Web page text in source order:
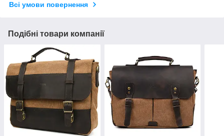
Всі умови повернення
Подібні товари компанії